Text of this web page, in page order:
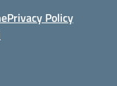
Privacy Policy